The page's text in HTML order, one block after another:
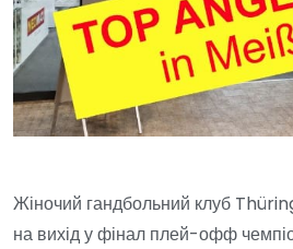
Жіночий гандбольний клуб
на вихід у фінал плей-офф